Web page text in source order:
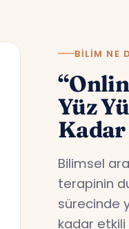
BILIM NE
Yüz
Bilimsel
terapinin
sürecinde
kadar